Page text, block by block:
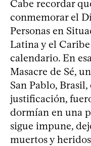
Cabe recordar
conmemorar el
Personas en
Latina y el
calendario. En
Masacre de Sé,
San Pablo,
justificación,
dormían en una
sigue impune,
muertos y